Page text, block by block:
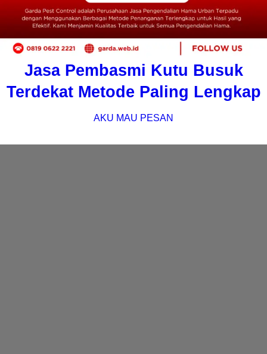
Jasa Pembasmi Kutu Busuk
Terdekat Metode Paling Lengkap
AKU MAU PESAN